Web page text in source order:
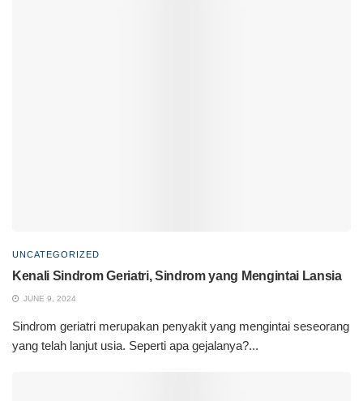
UNCATEGORIZED
Kenali Sindrom Geriatri, Sindrom yang Mengintai Lansia
JUNE 9, 2024
Sindrom geriatri merupakan penyakit yang mengintai seseorang
yang telah lanjut usia. Seperti apa gejalanya?...